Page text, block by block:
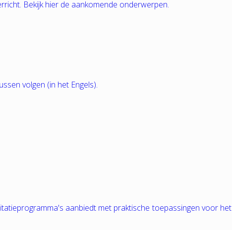
Bekijk hier de aankomende onderwerpen.
volgen (in het Engels).
aanbiedt met praktische toepassingen voor het